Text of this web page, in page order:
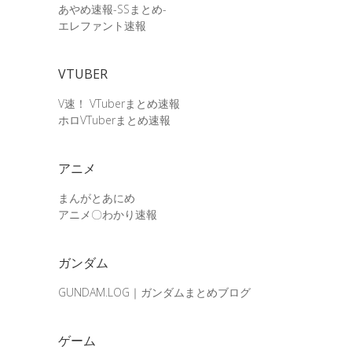
あやめ速報-SSまとめ-
エレファント速報
VTUBER
V速！ VTuberまとめ速報
ホロVTuberまとめ速報
アニメ
まんがとあにめ
アニメ〇わかり速報
ガンダム
GUNDAM.LOG｜ガンダムまとめブログ
ゲーム